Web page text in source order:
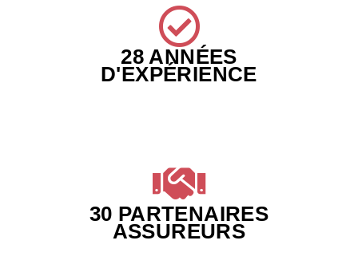
28 ANNÉES
D'EXPÉRIENCE
30 PARTENAIRES
ASSUREURS